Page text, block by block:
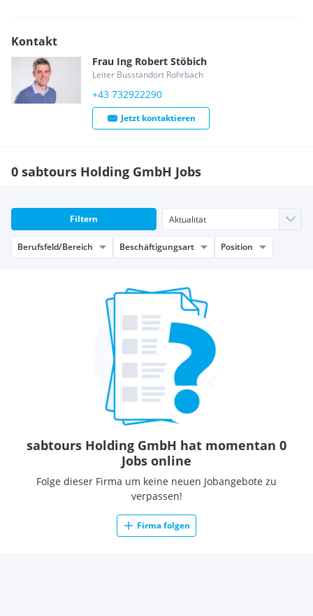
Kontakt
Frau Ing Robert Stöbich
Leiter Busstandort Rohrbach
+43 732922290
Jetzt kontaktieren
0 sabtours Holding GmbH Jobs
Filtern
Berufsfeld/Bereich Beschäftigungsart Position
sabtours Holding GmbH hat momentan 0
Jobs online
Folge dieser Firma um keine neuen Jobangebote zu
verpassen!
Firma folgen